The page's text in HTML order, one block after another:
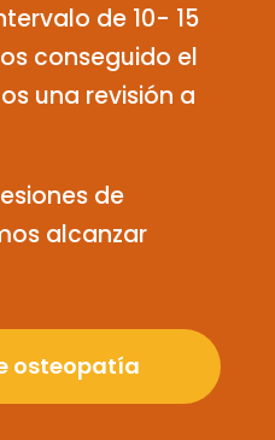
de 10- 15
conseguido el
una revisión a
de
alcanzar
osteopatía